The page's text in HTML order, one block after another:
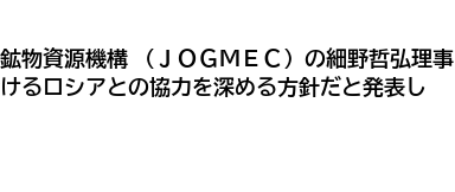
物資源機構 （ＪＯＧＭＥＣ）の細野哲弘理事
るロシアとの協力を深める方針だと発表し